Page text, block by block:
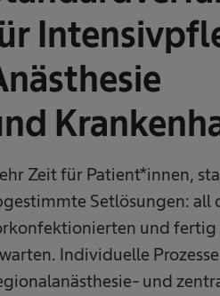
Zeit für Patient*innen,
Setlösungen: all
und fertig
Individuelle
und